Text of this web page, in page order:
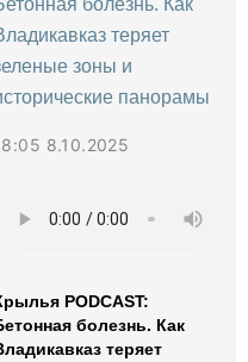
8.10.2025
PODCAST:
болезнь. Как
теряет